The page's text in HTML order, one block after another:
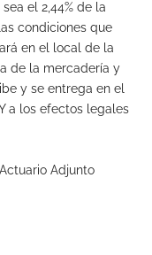
el 2,44% de la
condiciones que
en el local de la
de la mercadería y
y se entrega en el
a los efectos legales
Adjunto